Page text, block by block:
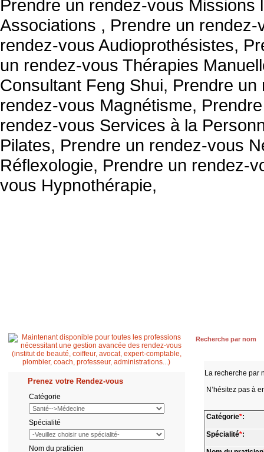
Prenez votre Rendez-vous
Catégorie
Spécialité
Nom du praticien
Recherche par nom
La recherche par
N’hésitez pas à
Catégorie*:
Spécialité*: